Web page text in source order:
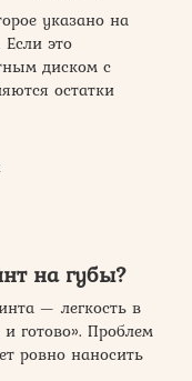
указано на
это
диском с
остатки
на губы?
— легкость в
готово». Проблем
ровно наносить